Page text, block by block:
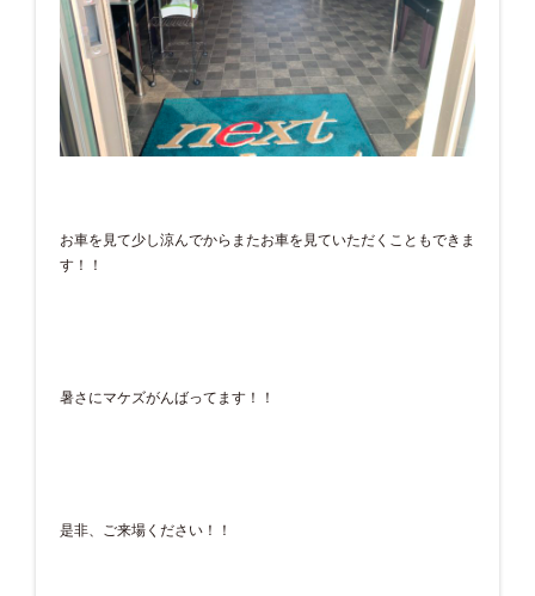
お車を見て少し涼んでからまたお車を見ていただくこともできま
す！！
暑さにマケズがんばってます！！
是非、ご来場ください！！